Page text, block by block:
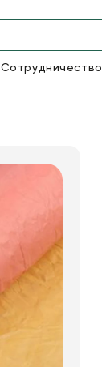
Сотрудничество